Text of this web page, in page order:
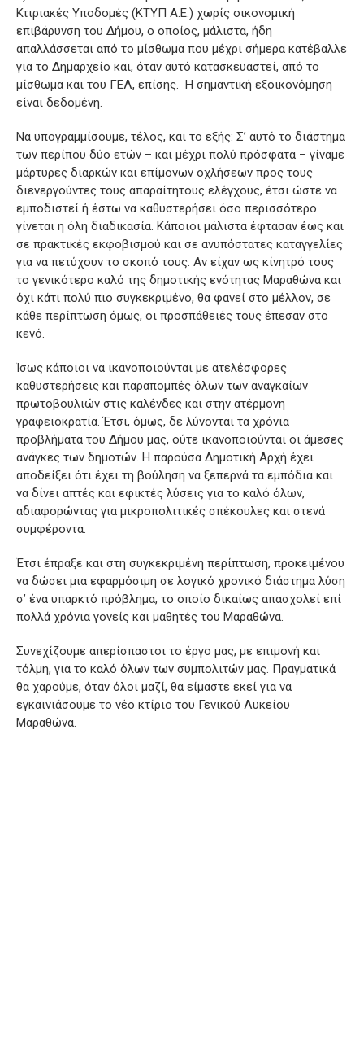
Κτιριακές Υποδομές (ΚΤΥΠ Α.Ε.) χωρίς οικονομική
επιβάρυνση του Δήμου, ο οποίος, μάλιστα, ήδη
απαλλάσσεται από το μίσθωμα που μέχρι σήμερα κατέβαλλε
για το Δημαρχείο και, όταν αυτό κατασκευαστεί, από το
μίσθωμα και του ΓΕΛ, επίσης. Η σημαντική εξοικονόμηση
είναι δεδομένη.
Να υπογραμμίσουμε, τέλος, και το εξής: Σ’ αυτό το διάστημα
των περίπου δύο ετών – και μέχρι πολύ πρόσφατα – γίναμε
μάρτυρες διαρκών και επίμονων οχλήσεων προς τους
διενεργούντες τους απαραίτητους ελέγχους, έτσι ώστε να
εμποδιστεί ή έστω να καθυστερήσει όσο περισσότερο
γίνεται η όλη διαδικασία. Κάποιοι μάλιστα έφτασαν έως και
σε πρακτικές εκφοβισμού και σε ανυπόστατες καταγγελίες
για να πετύχουν το σκοπό τους. Αν είχαν ως κίνητρό τους
το γενικότερο καλό της δημοτικής ενότητας Μαραθώνα και
όχι κάτι πολύ πιο συγκεκριμένο, θα φανεί στο μέλλον, σε
κάθε περίπτωση όμως, οι προσπάθειές τους έπεσαν στο
κενό.
Ίσως κάποιοι να ικανοποιούνται με ατελέσφορες
καθυστερήσεις και παραπομπές όλων των αναγκαίων
πρωτοβουλιών στις καλένδες και στην ατέρμονη
γραφειοκρατία. Έτσι, όμως, δε λύνονται τα χρόνια
προβλήματα του Δήμου μας, ούτε ικανοποιούνται οι άμεσες
ανάγκες των δημοτών. Η παρούσα Δημοτική Αρχή έχει
αποδείξει ότι έχει τη βούληση να ξεπερνά τα εμπόδια και
να δίνει απτές και εφικτές λύσεις για το καλό όλων,
αδιαφορώντας για μικροπολιτικές σπέκουλες και στενά
συμφέροντα.
Έτσι έπραξε και στη συγκεκριμένη περίπτωση, προκειμένου
να δώσει μια εφαρμόσιμη σε λογικό χρονικό διάστημα λύση
σ’ ένα υπαρκτό πρόβλημα, το οποίο δικαίως απασχολεί επί
πολλά χρόνια γονείς και μαθητές του Μαραθώνα.
Συνεχίζουμε απερίσπαστοι το έργο μας, με επιμονή και
τόλμη, για το καλό όλων των συμπολιτών μας. Πραγματικά
θα χαρούμε, όταν όλοι μαζί, θα είμαστε εκεί για να
εγκαινιάσουμε το νέο κτίριο του Γενικού Λυκείου
Μαραθώνα.